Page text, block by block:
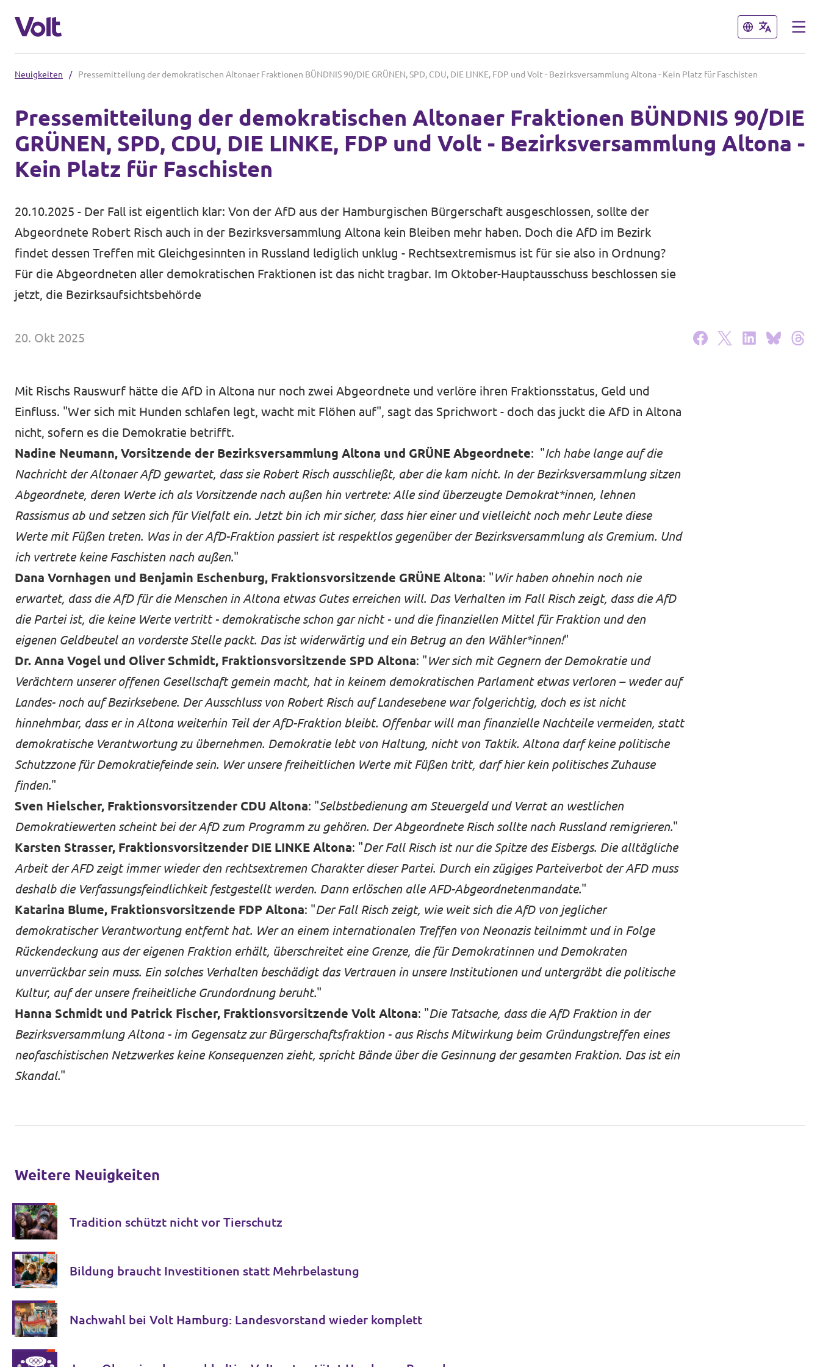
Schließen
Website
Volt in deinem Bundesland
Volt Deutschland Merchandise Shop
Schließen
Programm
Über Volt
Menschen
Neuigkeiten
Unsere Events
Triff uns an Infoständen!
Mache bei uns mit!
Deine Spende für Volt!
Hamburger Fraktionen
Jetzt mitmachen!
Datenschutz
Impressum
Neuigkeiten / Pressemitteilung der demokratischen Altonaer Fraktionen BÜNDNIS 90/DIE GRÜNEN, SPD, CDU, DIE LINKE, FDP und Volt - Bezirksversammlung Altona - Kein Platz für Faschisten
Pressemitteilung der demokratischen Altonaer Fraktionen BÜNDNIS 90/DIE
GRÜNEN, SPD, CDU, DIE LINKE, FDP und Volt - Bezirksversammlung Altona -
Kein Platz für Faschisten
20.10.2025 - Der Fall ist eigentlich klar: Von der AfD aus der Hamburgischen Bürgerschaft ausgeschlossen, sollte der
Abgeordnete Robert Risch auch in der Bezirksversammlung Altona kein Bleiben mehr haben. Doch die AfD im Bezirk
findet dessen Treffen mit Gleichgesinnten in Russland lediglich unklug - Rechtsextremismus ist für sie also in Ordnung?
Für die Abgeordneten aller demokratischen Fraktionen ist das nicht tragbar. Im Oktober-Hauptausschuss beschlossen sie
jetzt, die Bezirksaufsichtsbehörde
20. Okt 2025
Mit Rischs Rauswurf hätte die AfD in Altona nur noch zwei Abgeordnete und verlöre ihren Fraktionsstatus, Geld und
Einfluss. "Wer sich mit Hunden schlafen legt, wacht mit Flöhen auf", sagt das Sprichwort - doch das juckt die AfD in Altona
nicht, sofern es die Demokratie betrifft.
Nadine Neumann, Vorsitzende der Bezirksversammlung Altona und GRÜNE Abgeordnete: "Ich habe lange auf die
Nachricht der Altonaer AfD gewartet, dass sie Robert Risch ausschließt, aber die kam nicht. In der Bezirksversammlung sitzen
Abgeordnete, deren Werte ich als Vorsitzende nach außen hin vertrete: Alle sind überzeugte Demokrat*innen, lehnen
Rassismus ab und setzen sich für Vielfalt ein. Jetzt bin ich mir sicher, dass hier einer und vielleicht noch mehr Leute diese
Werte mit Füßen treten. Was in der AfD-Fraktion passiert ist respektlos gegenüber der Bezirksversammlung als Gremium. Und
ich vertrete keine Faschisten nach außen."
Dana Vornhagen und Benjamin Eschenburg, Fraktionsvorsitzende GRÜNE Altona: "Wir haben ohnehin noch nie
erwartet, dass die AfD für die Menschen in Altona etwas Gutes erreichen will. Das Verhalten im Fall Risch zeigt, dass die AfD
die Partei ist, die keine Werte vertritt - demokratische schon gar nicht - und die finanziellen Mittel für Fraktion und den
eigenen Geldbeutel an vorderste Stelle packt. Das ist widerwärtig und ein Betrug an den Wähler*innen!"
Dr. Anna Vogel und Oliver Schmidt, Fraktionsvorsitzende SPD Altona: "Wer sich mit Gegnern der Demokratie und
Verächtern unserer offenen Gesellschaft gemein macht, hat in keinem demokratischen Parlament etwas verloren – weder auf
Landes- noch auf Bezirksebene. Der Ausschluss von Robert Risch auf Landesebene war folgerichtig, doch es ist nicht
hinnehmbar, dass er in Altona weiterhin Teil der AfD-Fraktion bleibt. Offenbar will man finanzielle Nachteile vermeiden, statt
demokratische Verantwortung zu übernehmen. Demokratie lebt von Haltung, nicht von Taktik. Altona darf keine politische
Schutzzone für Demokratiefeinde sein. Wer unsere freiheitlichen Werte mit Füßen tritt, darf hier kein politisches Zuhause
finden."
Sven Hielscher, Fraktionsvorsitzender CDU Altona: "Selbstbedienung am Steuergeld und Verrat an westlichen
Demokratiewerten scheint bei der AfD zum Programm zu gehören. Der Abgeordnete Risch sollte nach Russland remigrieren."
Karsten Strasser, Fraktionsvorsitzender DIE LINKE Altona: "Der Fall Risch ist nur die Spitze des Eisbergs. Die alltägliche
Arbeit der AFD zeigt immer wieder den rechtsextremen Charakter dieser Partei. Durch ein zügiges Parteiverbot der AFD muss
deshalb die Verfassungsfeindlichkeit festgestellt werden. Dann erlöschen alle AFD-Abgeordnetenmandate."
Katarina Blume, Fraktionsvorsitzende FDP Altona: "Der Fall Risch zeigt, wie weit sich die AfD von jeglicher
demokratischer Verantwortung entfernt hat. Wer an einem internationalen Treffen von Neonazis teilnimmt und in Folge
Rückendeckung aus der eigenen Fraktion erhält, überschreitet eine Grenze, die für Demokratinnen und Demokraten
unverrückbar sein muss. Ein solches Verhalten beschädigt das Vertrauen in unsere Institutionen und untergräbt die politische
Kultur, auf der unsere freiheitliche Grundordnung beruht."
Hanna Schmidt und Patrick Fischer, Fraktionsvorsitzende Volt Altona: "Die Tatsache, dass die AfD Fraktion in der
Bezirksversammlung Altona - im Gegensatz zur Bürgerschaftsfraktion - aus Rischs Mitwirkung beim Gründungstreffen eines
neofaschistischen Netzwerkes keine Konsequenzen zieht, spricht Bände über die Gesinnung der gesamten Fraktion. Das ist ein
Skandal."
Weitere Neuigkeiten
Tradition schützt nicht vor Tierschutz
Bildung braucht Investitionen statt Mehrbelastung
Nachwahl bei Volt Hamburg: Landesvorstand wieder komplett